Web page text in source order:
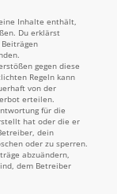
Inhalte enthält,
Du erklärst
gegen diese
Regeln kann
von der
erteilen.
für die
hat oder die er
dein
oder zu sperren.
abzuändern,
dem Betreiber